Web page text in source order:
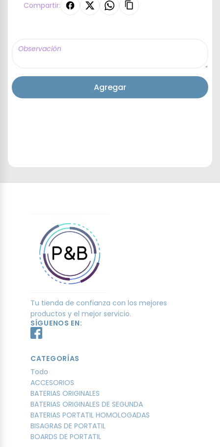
Compartir:
Agregar
Tu tienda de confianza con los mejores
productos y el mejor servicio.
SÍGUENOS EN:
CATEGORÍAS
Todo
ACCESORIOS
BATERIAS ORIGINALES
BATERIAS ORIGINALES DE SEGUNDA
BATERIAS PORTATIL HOMOLOGADAS
BISAGRAS DE PORTATIL
BOARDS DE PORTATIL